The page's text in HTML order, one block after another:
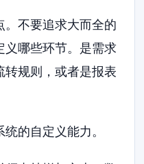
。不要追求大而全的
义哪些环节。是需求
转规则，或者是报表
的自定义能力。